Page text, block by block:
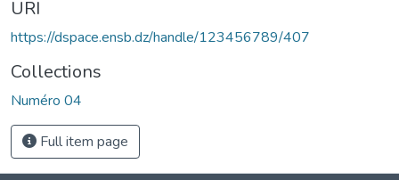
URI
https://dspace.ensb.dz/handle/123456789/407
Collections
Numéro 04
Full item page